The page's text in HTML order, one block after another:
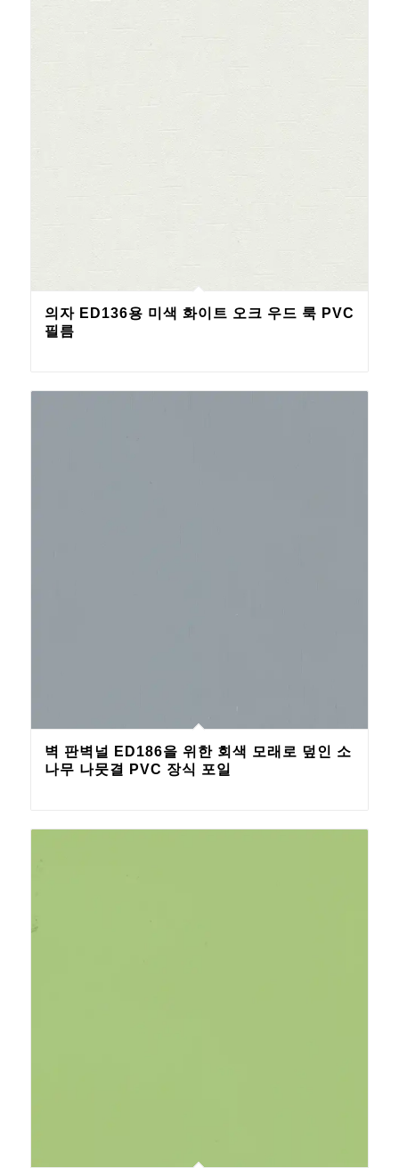
의자 ED136용 미색 화이트 오크 우드 룩 PVC
필름
벽 판벽널 ED186을 위한 회색 모래로 덮인 소
나무 나뭇결 PVC 장식 포일